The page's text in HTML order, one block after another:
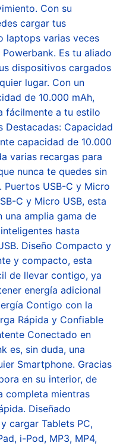
Con su
cargar tus
laptops varias veces
Es tu aliado
dispositivos cargados
lugar. Con un
de 10.000 mAh,
fácilmente a tu estilo
Capacidad
capacidad de 10.000
varias recargas para
nunca te quedes sin
USB-C y Micro
C y Micro USB, esta
una amplia gama de
hasta
Diseño Compacto y
y compacto, esta
de llevar contigo, ya
energía adicional
Contigo con la
Rápida y Confiable
Conectado en
es, sin duda, una
Smartphone. Gracias
en su interior, de
completa mientras
Diseñado
cargar Tablets PC,
i-Pod, MP3, MP4,